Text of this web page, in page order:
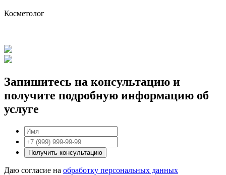
Косметолог
Запишитесь на консультацию и
получите подробную информацию об
услуге
Получить консультацию
Даю согласие на обработку персональных данных